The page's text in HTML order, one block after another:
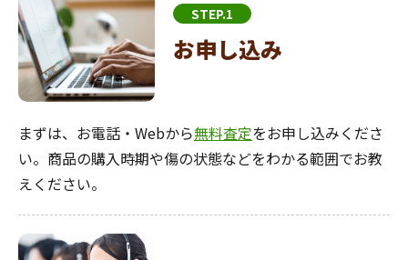
STEP.1
お申し込み
まずは、お電話・Webから無料査定をお申し込みくださ
い。商品の購入時期や傷の状態などをわかる範囲でお教
えください。